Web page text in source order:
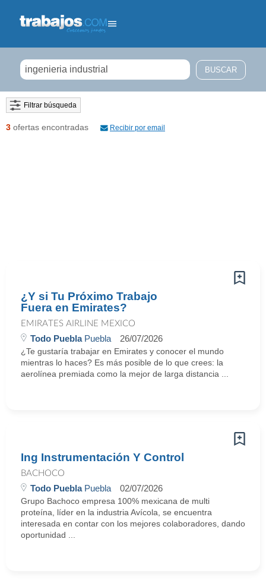
Filtrar búsqueda
3 ofertas encontradas Recibir por email
¿Y si Tu Próximo Trabajo
Fuera en Emirates?
EMIRATES AIRLINE MEXICO
Todo PueblaPuebla 26/07/2026
¿Te gustaría trabajar en Emirates y conocer el mundo
mientras lo haces? Es más posible de lo que crees: la
aerolínea premiada como la mejor de larga distancia ...
Ing Instrumentación Y Control
BACHOCO
Todo PueblaPuebla 02/07/2026
Grupo Bachoco empresa 100% mexicana de multi
proteína, líder en la industria Avícola, se encuentra
interesada en contar con los mejores colaboradores, dando
oportunidad ...